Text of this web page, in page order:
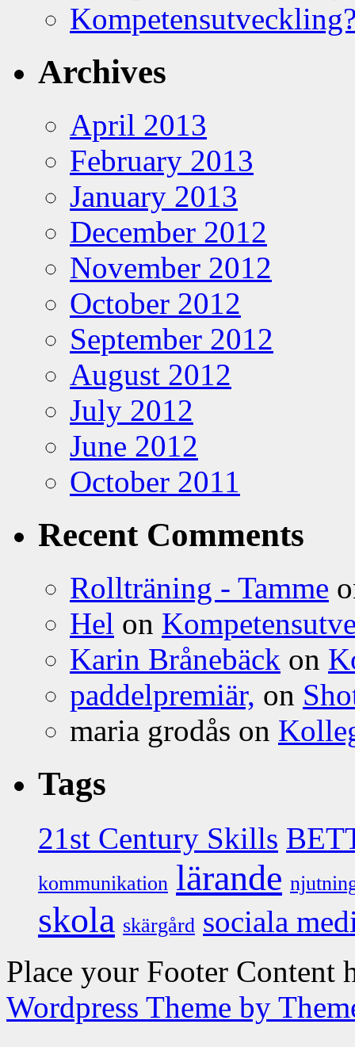
Archives
April 2013
February 2013
January 2013
December 2012
November 2012
October 2012
September 2012
August 2012
July 2012
June 2012
October 2011
Recent Comments
Rollträning - Tamme
Hel on
Karin Brånebäck on
paddelpremiär, on
maria grodås on
Tags
21st Century Skills
kommunikation lärande
skola skärgård sociala
Place your Footer Content
Wordpress Theme by